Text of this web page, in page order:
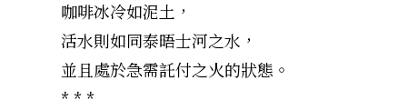
咖啡冰冷如泥土，
活水則如同泰晤士河之水，
並且處於急需託付之火的狀態。
* * *